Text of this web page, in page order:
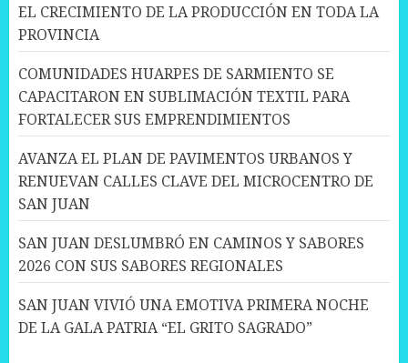
EL CRECIMIENTO DE LA PRODUCCIÓN EN TODA LA
PROVINCIA
COMUNIDADES HUARPES DE SARMIENTO SE
CAPACITARON EN SUBLIMACIÓN TEXTIL PARA
FORTALECER SUS EMPRENDIMIENTOS
AVANZA EL PLAN DE PAVIMENTOS URBANOS Y
RENUEVAN CALLES CLAVE DEL MICROCENTRO DE
SAN JUAN
SAN JUAN DESLUMBRÓ EN CAMINOS Y SABORES
2026 CON SUS SABORES REGIONALES
SAN JUAN VIVIÓ UNA EMOTIVA PRIMERA NOCHE
DE LA GALA PATRIA “EL GRITO SAGRADO”